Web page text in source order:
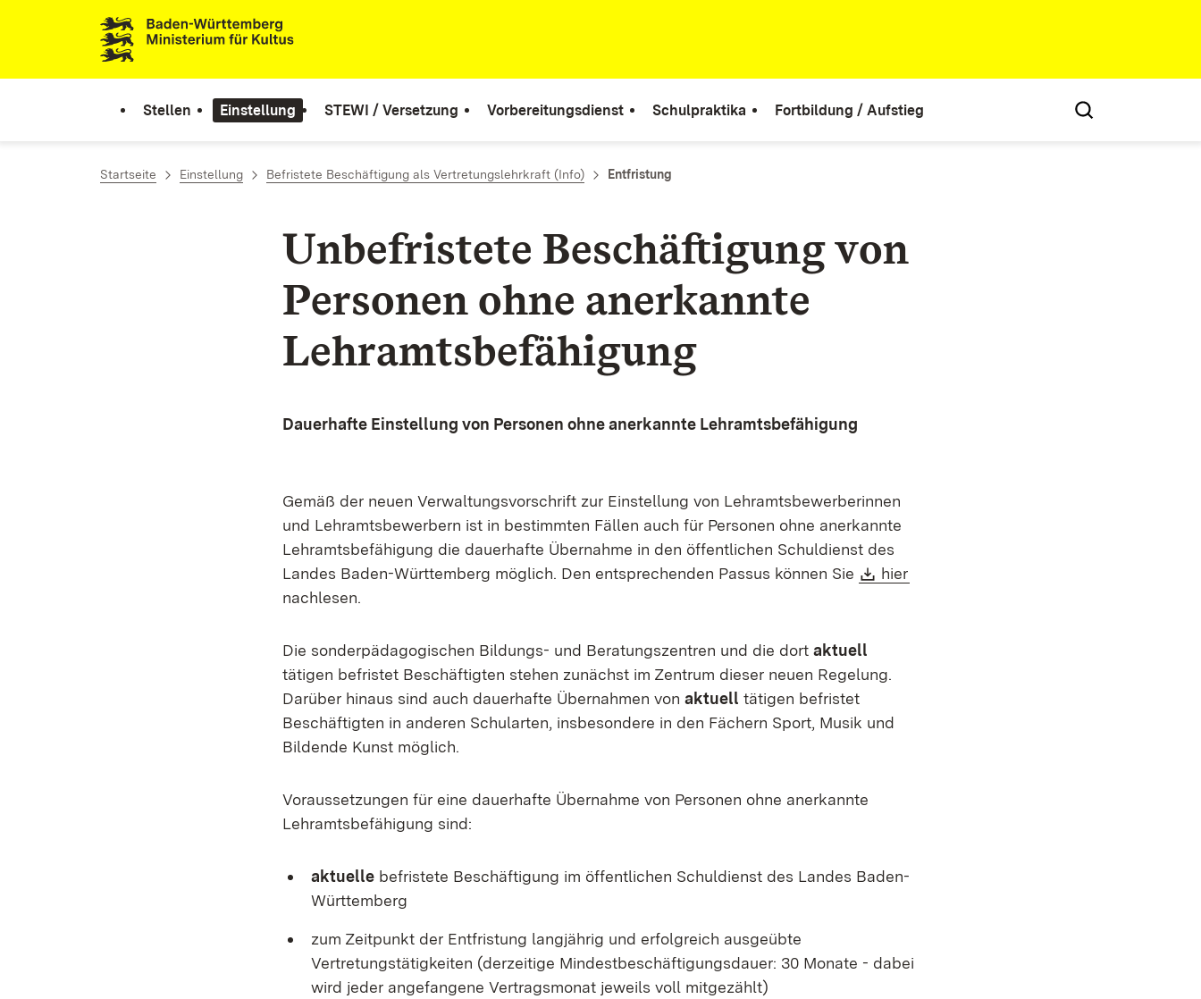
Zum Inhalt springen
Link zur Startseite
Stellen Einstellung STEWI / Versetzung Vorbereitungsdienst Schulpraktika Fortbildung / Aufstieg
Startseite Einstellung Befristete Beschäftigung als Vertretungslehrkraft (Info) Entfristung
Unbefristete Beschäftigung von
Personen ohne anerkannte
Lehramtsbefähigung
Dauerhafte Einstellung von Personen ohne anerkannte Lehramtsbefähigung
Gemäß der neuen Verwaltungsvorschrift zur Einstellung von Lehramtsbewerberinnen
und Lehramtsbewerbern ist in bestimmten Fällen auch für Personen ohne anerkannte
Lehramtsbefähigung die dauerhafte Übernahme in den öffentlichen Schuldienst des
Landes Baden-Württemberg möglich. Den entsprechenden Passus können Sie
Download:
hier
nachlesen.
Die sonderpädagogischen Bildungs- und Beratungszentren und die dort aktuell
tätigen befristet Beschäftigten stehen zunächst im Zentrum dieser neuen Regelung.
Darüber hinaus sind auch dauerhafte Übernahmen von aktuell tätigen befristet
Beschäftigten in anderen Schularten, insbesondere in den Fächern Sport, Musik und
Bildende Kunst möglich.
Voraussetzungen für eine dauerhafte Übernahme von Personen ohne anerkannte
Lehramtsbefähigung sind:
aktuelle befristete Beschäftigung im öffentlichen Schuldienst des Landes Baden-
Württemberg
zum Zeitpunkt der Entfristung langjährig und erfolgreich ausgeübte
Vertretungstätigkeiten (derzeitige Mindestbeschäftigungsdauer: 30 Monate - dabei
wird jeder angefangene Vertragsmonat jeweils voll mitgezählt)